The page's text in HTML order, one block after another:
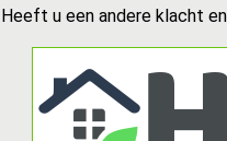
Heeft u een andere klacht